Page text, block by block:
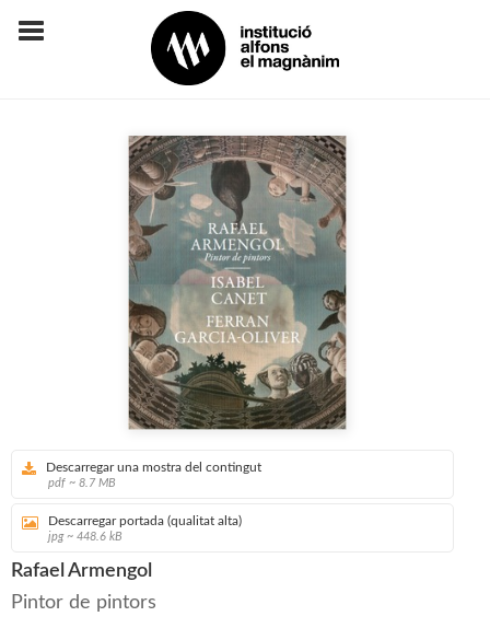
Descarregar una mostra del contingut
pdf ~ 8.7 MB
Descarregar portada (qualitat alta)
jpg ~ 448.6 kB
Rafael Armengol
Pintor de pintors